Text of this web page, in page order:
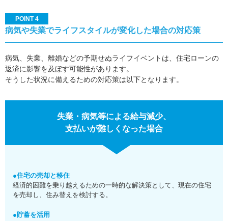
POINT 4
病気や失業でライフスタイルが変化した場合の対応策
病気、失業、離婚などの予期せぬライフイベントは、住宅ローンの
返済に影響を及ぼす可能性があります。
そうした状況に備えるための対応策は以下となります。
失業・病気等による給与減少、
支払いが難しくなった場合
●住宅の売却と移住
経済的困難を乗り越えるための一時的な解決策として、現在の住宅
を売却し、住み替えを検討する。
●貯蓄を活用